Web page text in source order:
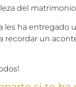
del
les ha entregado
recordar un